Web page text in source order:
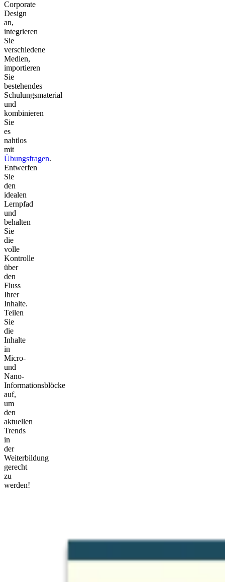
Corporate
Design
an,
integrieren
Sie
verschiedene
Medien,
importieren
Sie
bestehendes
Schulungsmaterial
und
kombinieren
Sie
es
nahtlos
mit
Übungsfragen.
Entwerfen
Sie
den
idealen
Lernpfad
und
behalten
Sie
die
volle
Kontrolle
über
den
Fluss
Ihrer
Inhalte.
Teilen
Sie
die
Inhalte
in
Micro-
und
Nano-
Informationsblöcke
auf,
um
den
aktuellen
Trends
in
der
Weiterbildung
gerecht
zu
werden!